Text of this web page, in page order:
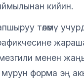
кийин.
төлөмү
менен
форма эң